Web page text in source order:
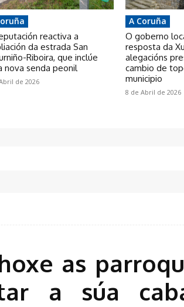
reactiva a
da estrada San
Riboira, que inclúe
nova senda peonil
de 2026
A Coruña
O goberno
resposta da
alegacións
cambio de
municipio
8 de Abril de 2026